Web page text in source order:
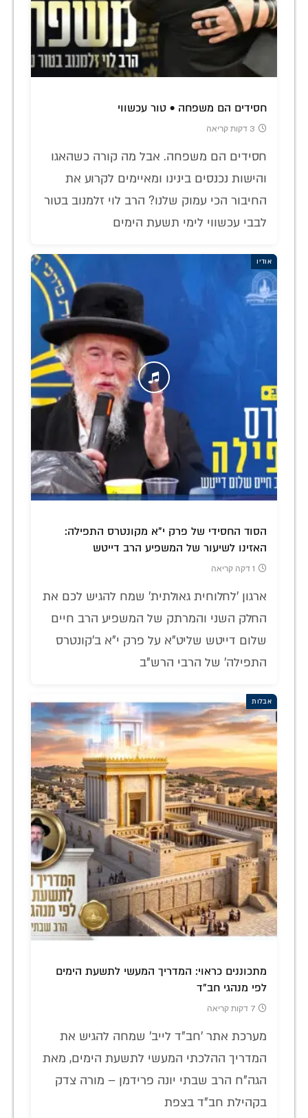
חסידים הם משפחה • טור עכשווי
3 דקות קריאה
חסידים הם משפחה. אבל מה קורה כשהאגו
והישות נכנסים בינינו ומאיימים לקרוע את
החיבור הכי עמוק שלנו? הרב לוי זלמנוב בטור
לבבי עכשווי לימי תשעת הימים
אודיו
הסוד החסידי של פרק י"א מקונטרס התפילה:
האזינו לשיעור של המשפיע הרב דייטש
1 דקה קריאה
ארגון 'לחלוחית גאולתית' שמח להגיש לכם את
החלק השני והמרתק של המשפיע הרב חיים
שלום דייטש שליט"א על פרק י"א ב'קונטרס
התפילה' של הרבי הרש"ב
אבלות
מתכוננים כראוי: המדריך המעשי לתשעת הימים
לפי מנהגי חב"ד
7 דקות קריאה
מערכת אתר 'חב"ד לייב' שמחה להגיש את
המדריך ההלכתי המעשי לתשעת הימים, מאת
הגה"ח הרב שבתי יונה פרידמן – מורה צדק
בקהילת חב"ד בצפת